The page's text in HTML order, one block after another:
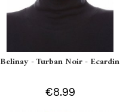
Belinay - Turban Noir - Ecardin
€8.99